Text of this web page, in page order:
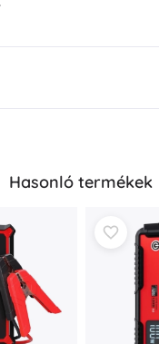
Hasonló termékek